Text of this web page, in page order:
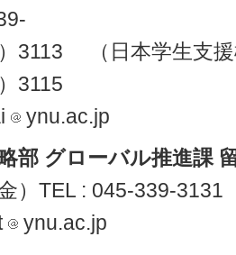
）3113 （日本学生支
）3115
ynu.ac.jp
部 グローバル推進課
）TEL : 045-339-3131
ynu.ac.jp